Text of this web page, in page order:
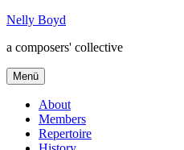
Zum
springen
Nelly Boyd
a composers' collective
Menü
About
Members
Repertoire